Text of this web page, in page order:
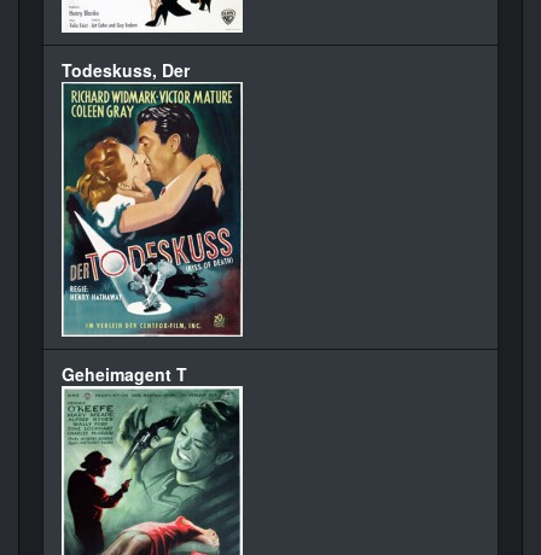
Todeskuss, Der
Geheimagent T